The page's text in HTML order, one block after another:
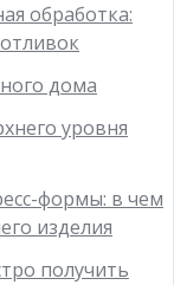
обработка:
дома
уровня
формы: в чем
изделия
получить